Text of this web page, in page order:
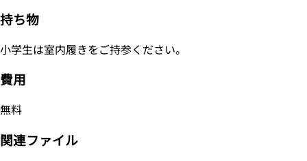
持ち物
小学生は室内履きをご持参ください。
費用
無料
関連ファイル